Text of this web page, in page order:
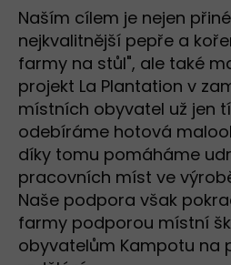
Naším cílem je nejen
nejkvalitnější pepře a
farmy na stůl", ale také
projekt La Plantation v
místních obyvatel už jen
odebíráme hotová
díky tomu pomáháme
pracovních míst ve
Naše podpora však
farmy podporou místní
obyvatelům Kampotu na